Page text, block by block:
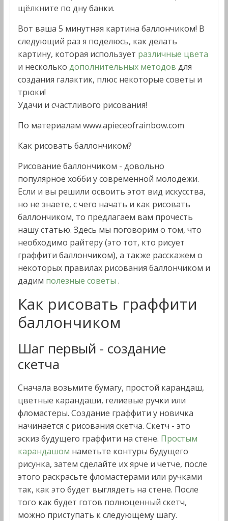
щёлкните по дну банки.
Вот ваша 5 минутная картина баллончиком! В
следующий раз я поделюсь, как делать
картину, которая использует различные цвета
и несколько дополнительных методов для
создания галактик, плюс некоторые советы и
трюки!
Удачи и счастливого рисования!
По материалам www.apieceofrainbow.com
Как рисовать баллончиком?
Рисование баллончиком - довольно
популярное хобби у современной молодежи.
Если и вы решили освоить этот вид искусства,
но не знаете, с чего начать и как рисовать
баллончиком, то предлагаем вам прочесть
нашу статью. Здесь мы поговорим о том, что
необходимо райтеру (это тот, кто рисует
граффити баллончиком), а также расскажем о
некоторых правилах рисования баллончиком и
дадим полезные советы .
Как рисовать граффити
баллончиком
Шаг первый - создание
скетча
Сначала возьмите бумагу, простой карандаш,
цветные карандаши, гелиевые ручки или
фломастеры. Создание граффити у новичка
начинается с рисования скетча. Скетч - это
эскиз будущего граффити на стене. Простым
карандашом наметьте контуры будущего
рисунка, затем сделайте их ярче и четче, после
этого раскрасьте фломастерами или ручками
так, как это будет выглядеть на стене. После
того как будет готов полноценный скетч,
можно приступать к следующему шагу.